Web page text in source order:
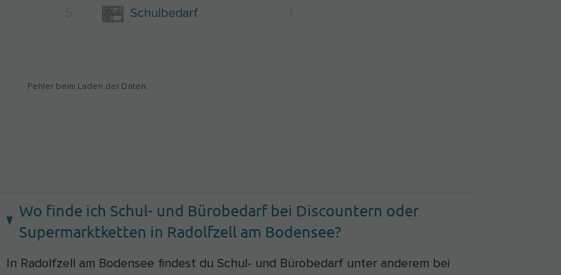
Schulbedarf
Fehler beim Laden der Daten.
Wo finde ich Schul- und Bürobedarf bei Discountern oder
Supermarktketten in Radolfzell am Bodensee?
In Radolfzell am Bodensee findest du Schul- und Bürobedarf unter anderem bei